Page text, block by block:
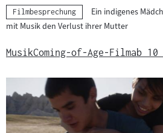
Kategorie:
Filmbesprechung
Ein indigenes
mit Musik den Verlust ihrer Mutter
MusikComing-of-Age-Filmab 10